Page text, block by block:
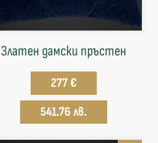
Златен дамски пръстен
277 €
541.76 лв.